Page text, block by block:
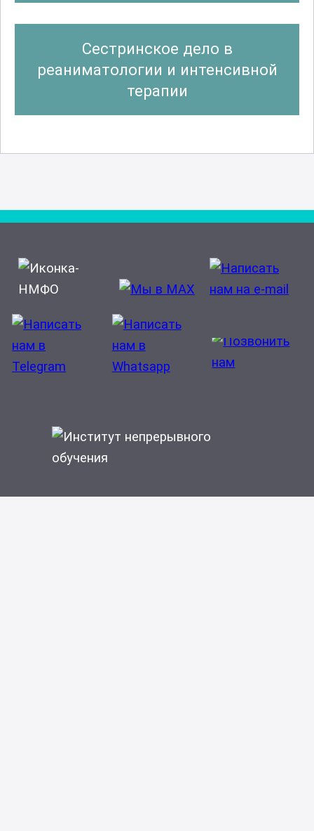
Сестринское дело в
реаниматологии и интенсивной
терапии